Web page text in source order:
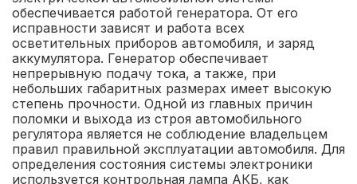
обеспечивается работой генератора. От его
исправности зависят и работа всех
осветительных приборов автомобиля, и заряд
аккумулятора. Генератор обеспечивает
непрерывную подачу тока, а также, при
небольших габаритных размерах имеет высокую
степень прочности. Одной из главных причин
поломки и выхода из строя автомобильного
регулятора является не соблюдение владельцем
правил правильной эксплуатации автомобиля. Для
определения состояния системы электроники
используется контрольная лампа АКБ, как